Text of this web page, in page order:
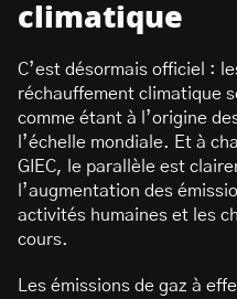
climatique
C’est désormais officiel :
réchauffement climatique
comme étant à l’origine
l’échelle mondiale. Et à
GIEC, le parallèle est
l’augmentation des
activités humaines et les
cours.
Les émissions de gaz à